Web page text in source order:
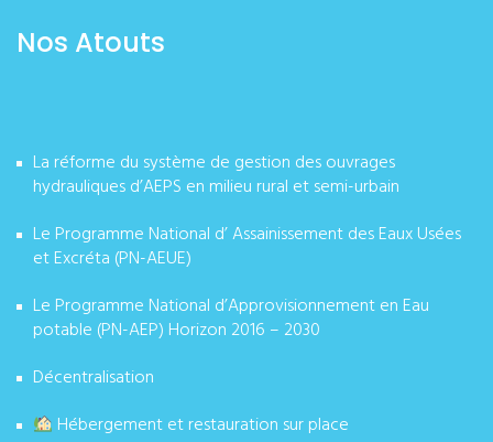
Nos Atouts
La réforme du système de gestion des ouvrages
hydrauliques d’AEPS en milieu rural et semi-urbain
Le Programme National d’ Assainissement des Eaux Usées
et Excréta (PN-AEUE)
Le Programme National d’Approvisionnement en Eau
potable (PN-AEP) Horizon 2016 – 2030
Décentralisation
Hébergement et restauration sur place